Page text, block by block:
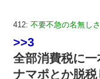
412: 不要不急の名無し
>>3
全部消費税に一
ナマポとか脱